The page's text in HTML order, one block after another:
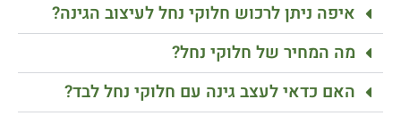
איפה ניתן לרכוש חלוקי נחל לעיצוב הגינה?
מה המחיר של חלוקי נחל?
האם כדאי לעצב גינה עם חלוקי נחל לבד?